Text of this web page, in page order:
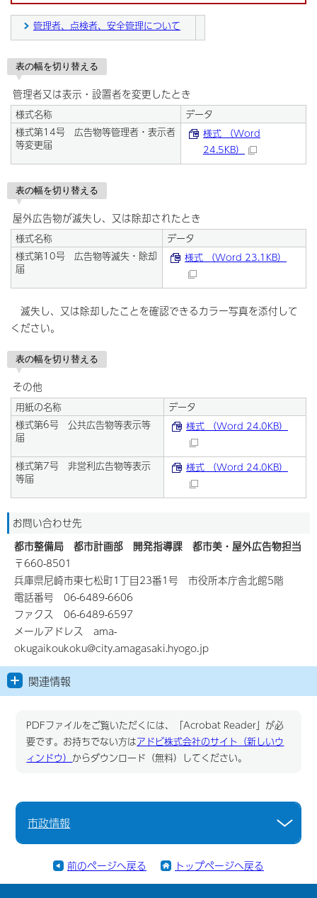
管理者、点検者、安全管理について
表の幅を切り替える
管理者又は表示・設置者を変更したとき
様式名称
データ
様式第14号 広告物等管理者・表示者
等変更届
様式 （Word
24.5KB）
表の幅を切り替える
屋外広告物が滅失し、又は除却されたとき
様式名称
データ
様式第10号 広告物等滅失・除却
届
様式 （Word 23.1KB）
滅失し、又は除却したことを確認できるカラー写真を添付して
ください。
表の幅を切り替える
その他
用紙の名称
データ
様式第6号 公共広告物等表示等
届
様式 （Word 24.0KB）
様式第7号 非営利広告物等表示
等届
様式 （Word 24.0KB）
お問い合わせ先
都市整備局 都市計画部 開発指導課 都市美・屋外広告物担当
〒660-8501
兵庫県尼崎市東七松町1丁目23番1号 市役所本庁舎北館5階
電話番号 06-6489-6606
ファクス 06-6489-6597
メールアドレス ama-
okugaikoukoku@city.amagasaki.hyogo.jp
関連情報
PDFファイルをご覧いただくには、「Acrobat Reader」が必
要です。お持ちでない方はアドビ株式会社のサイト（新しいウ
ィンドウ） からダウンロード（無料）してください。
市政情報
前のページへ戻る トップページへ戻る